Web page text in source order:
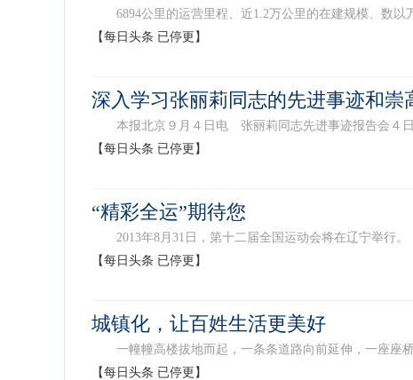
6894公里的运营里程、近1.2万公里的在建规模、数
【每日头条 已停更】
深入学习张丽莉同志的先进事迹和崇
本报北京９月４日电 张丽莉同志先进事迹报告会４日
【每日头条 已停更】
“精彩全运”期待您
2013年8月31日，第十二届全国运动会将在辽宁举行
【每日头条 已停更】
城镇化，让百姓生活更美好
一幢幢高楼拔地而起，一条条道路向前延伸，一座座
【每日头条 已停更】